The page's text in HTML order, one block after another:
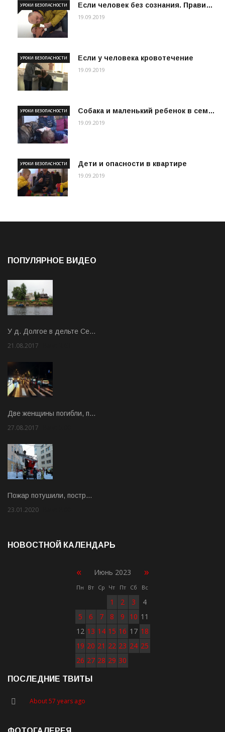
Если человек без сознания. Прави…
УРОКИ БЕЗОПАСНОСТИ
19.09.2019
Если у человека кровотечение
УРОКИ БЕЗОПАСНОСТИ
19.09.2019
Собака и маленький ребенок в сем…
УРОКИ БЕЗОПАСНОСТИ
19.09.2019
Дети и опасности в квартире
УРОКИ БЕЗОПАСНОСТИ
19.09.2019
ПОПУЛЯРНОЕ ВИДЕО
У д. Долгое в дельте Се…
21.08.2017
Две женщины погибли, п…
27.08.2017
Пожар потушили, постр…
23.01.2020
НОВОСТНОЙ КАЛЕНДАРЬ
« Июнь 2023 »
Пн Вт Ср Чт Пт Сб Вс
1 2 3
4
5
6 7 8 9 10 11
12 13 14 15 16 17 18
19 20 21 22 23 24 25
26 27 28 29 30
ПОСЛЕДНИЕ ТВИТЫ
About 57 years ago